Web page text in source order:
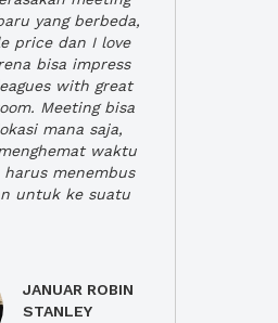
yang berbeda,
price dan I love
bisa impress
with great
Meeting bisa
mana saja,
waktu
menembus
untuk ke suatu
JANUAR ROBIN
STANLEY